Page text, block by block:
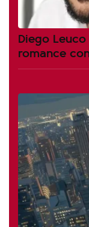
Diego
romance